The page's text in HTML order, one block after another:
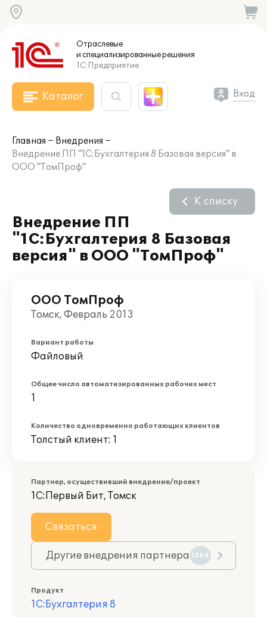
Отраслевые
и специализированныерешения
1С:Предприятие
Каталог Вход
Главная
Внедрения
Внедрение ПП "1С:Бухгалтерия 8 Базовая версия" в
ООО "ТомПроф"
Внедрение ПП
"1С:Бухгалтерия 8 Базовая
версия" в ООО "ТомПроф"
К списку
ООО ТомПроф
Томск, Февраль 2013
Вариант работы
Файловый
Общее число автоматизированных рабочих мест
1
Количество одновременно работающих клиентов
Толстый клиент: 1
Партнер, осуществивший внедрение/проект
1С:Первый Бит, Томск
Связаться
Другие внедрения партнера 1564
Продукт
1С:Бухгалтерия 8